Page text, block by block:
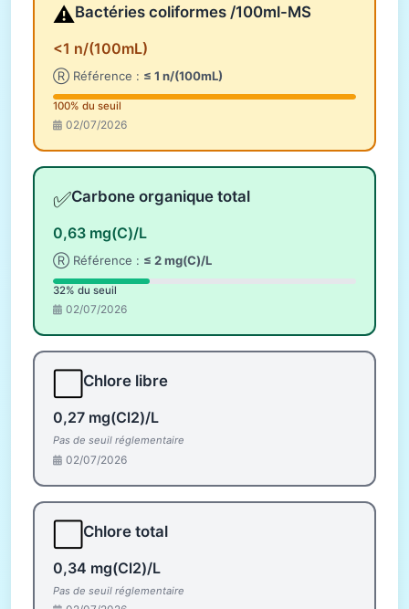
⚠️Bactéries coliformes /100ml-MS
<1 n/(100mL)
Ⓡ Référence : ≤ 1 n/(100mL)
100% du seuil
02/07/2026
✅Carbone organique total
0,63 mg(C)/L
Ⓡ Référence : ≤ 2 mg(C)/L
32% du seuil
02/07/2026
Chlore libre
0,27 mg(Cl2)/L
Pas de seuil réglementaire
02/07/2026
Chlore total
0,34 mg(Cl2)/L
Pas de seuil réglementaire